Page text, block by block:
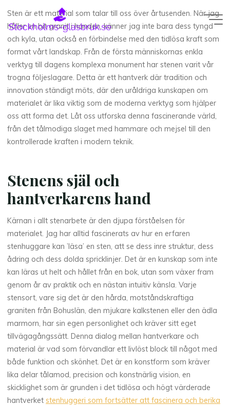
content
Sten är ett material som talar till oss över årtusenden. När jag
håller en bit granit i handen, känner jag inte bara dess tyngd
och kyla, utan också en förbindelse med den tidlösa kraft som
format vårt landskap. Från de första människornas enkla
verktyg till dagens komplexa monument har stenen varit vår
trogna följeslagare. Detta är ett hantverk där tradition och
innovation ständigt möts, där den uråldriga kunskapen om
materialet är lika viktig som de moderna verktyg som hjälper
oss att forma det. Låt oss utforska denna fascinerande värld,
från det tålmodiga slaget med hammare och mejsel till den
kontrollerade kraften i modern teknik.
Stenens själ och
hantverkarens hand
Kärnan i allt stenarbete är den djupa förståelsen för
materialet. Jag har alltid fascinerats av hur en erfaren
stenhuggare kan ’läsa’ en sten, att se dess inre struktur, dess
ådring och dess dolda spricklinjer. Det är en kunskap som inte
kan läras ut helt och hållet från en bok, utan som växer fram
genom år av praktik och en nästan intuitiv känsla. Varje
stensort, vare sig det är den hårda, motståndskraftiga
graniten från Bohuslän, den mjukare kalkstenen eller den ädla
marmorn, har sin egen personlighet och kräver sitt eget
tillvägagångssätt. Denna dialog mellan hantverkare och
material är vad som förvandlar ett livlöst block till något med
både funktion och skönhet. Det är en konstform som kräver
lika delar tålamod, precision och konstnärlig vision, en
skicklighet som är grunden i det tidlösa och högt värderade
hantverketstenhuggeri som fortsätter att fascinera och berika